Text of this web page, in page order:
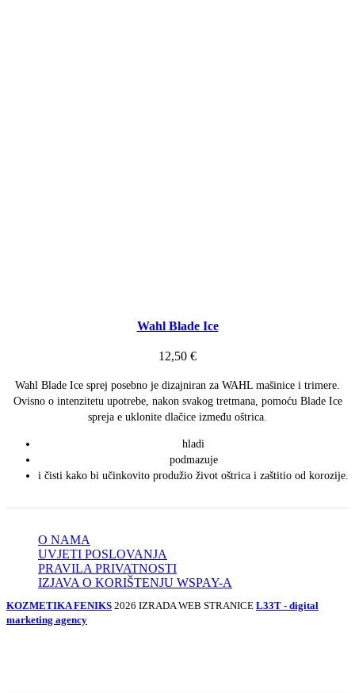
Wahl Blade Ice
12,50 €
Wahl Blade Ice sprej posebno je dizajniran za WAHL mašinice i trimere.
Ovisno o intenzitetu upotrebe, nakon svakog tretmana, pomoću Blade Ice
spreja e uklonite dlačice između oštrica.
hladi
podmazuje
i čisti kako bi učinkovito produžio život oštrica i zaštitio od korozije.
O NAMA
UVJETI POSLOVANJA
PRAVILA PRIVATNOSTI
IZJAVA O KORIŠTENJU WSPAY-A
KOZMETIKA FENIKS 2026 IZRADA WEB STRANICE L33T - digital
marketing agency